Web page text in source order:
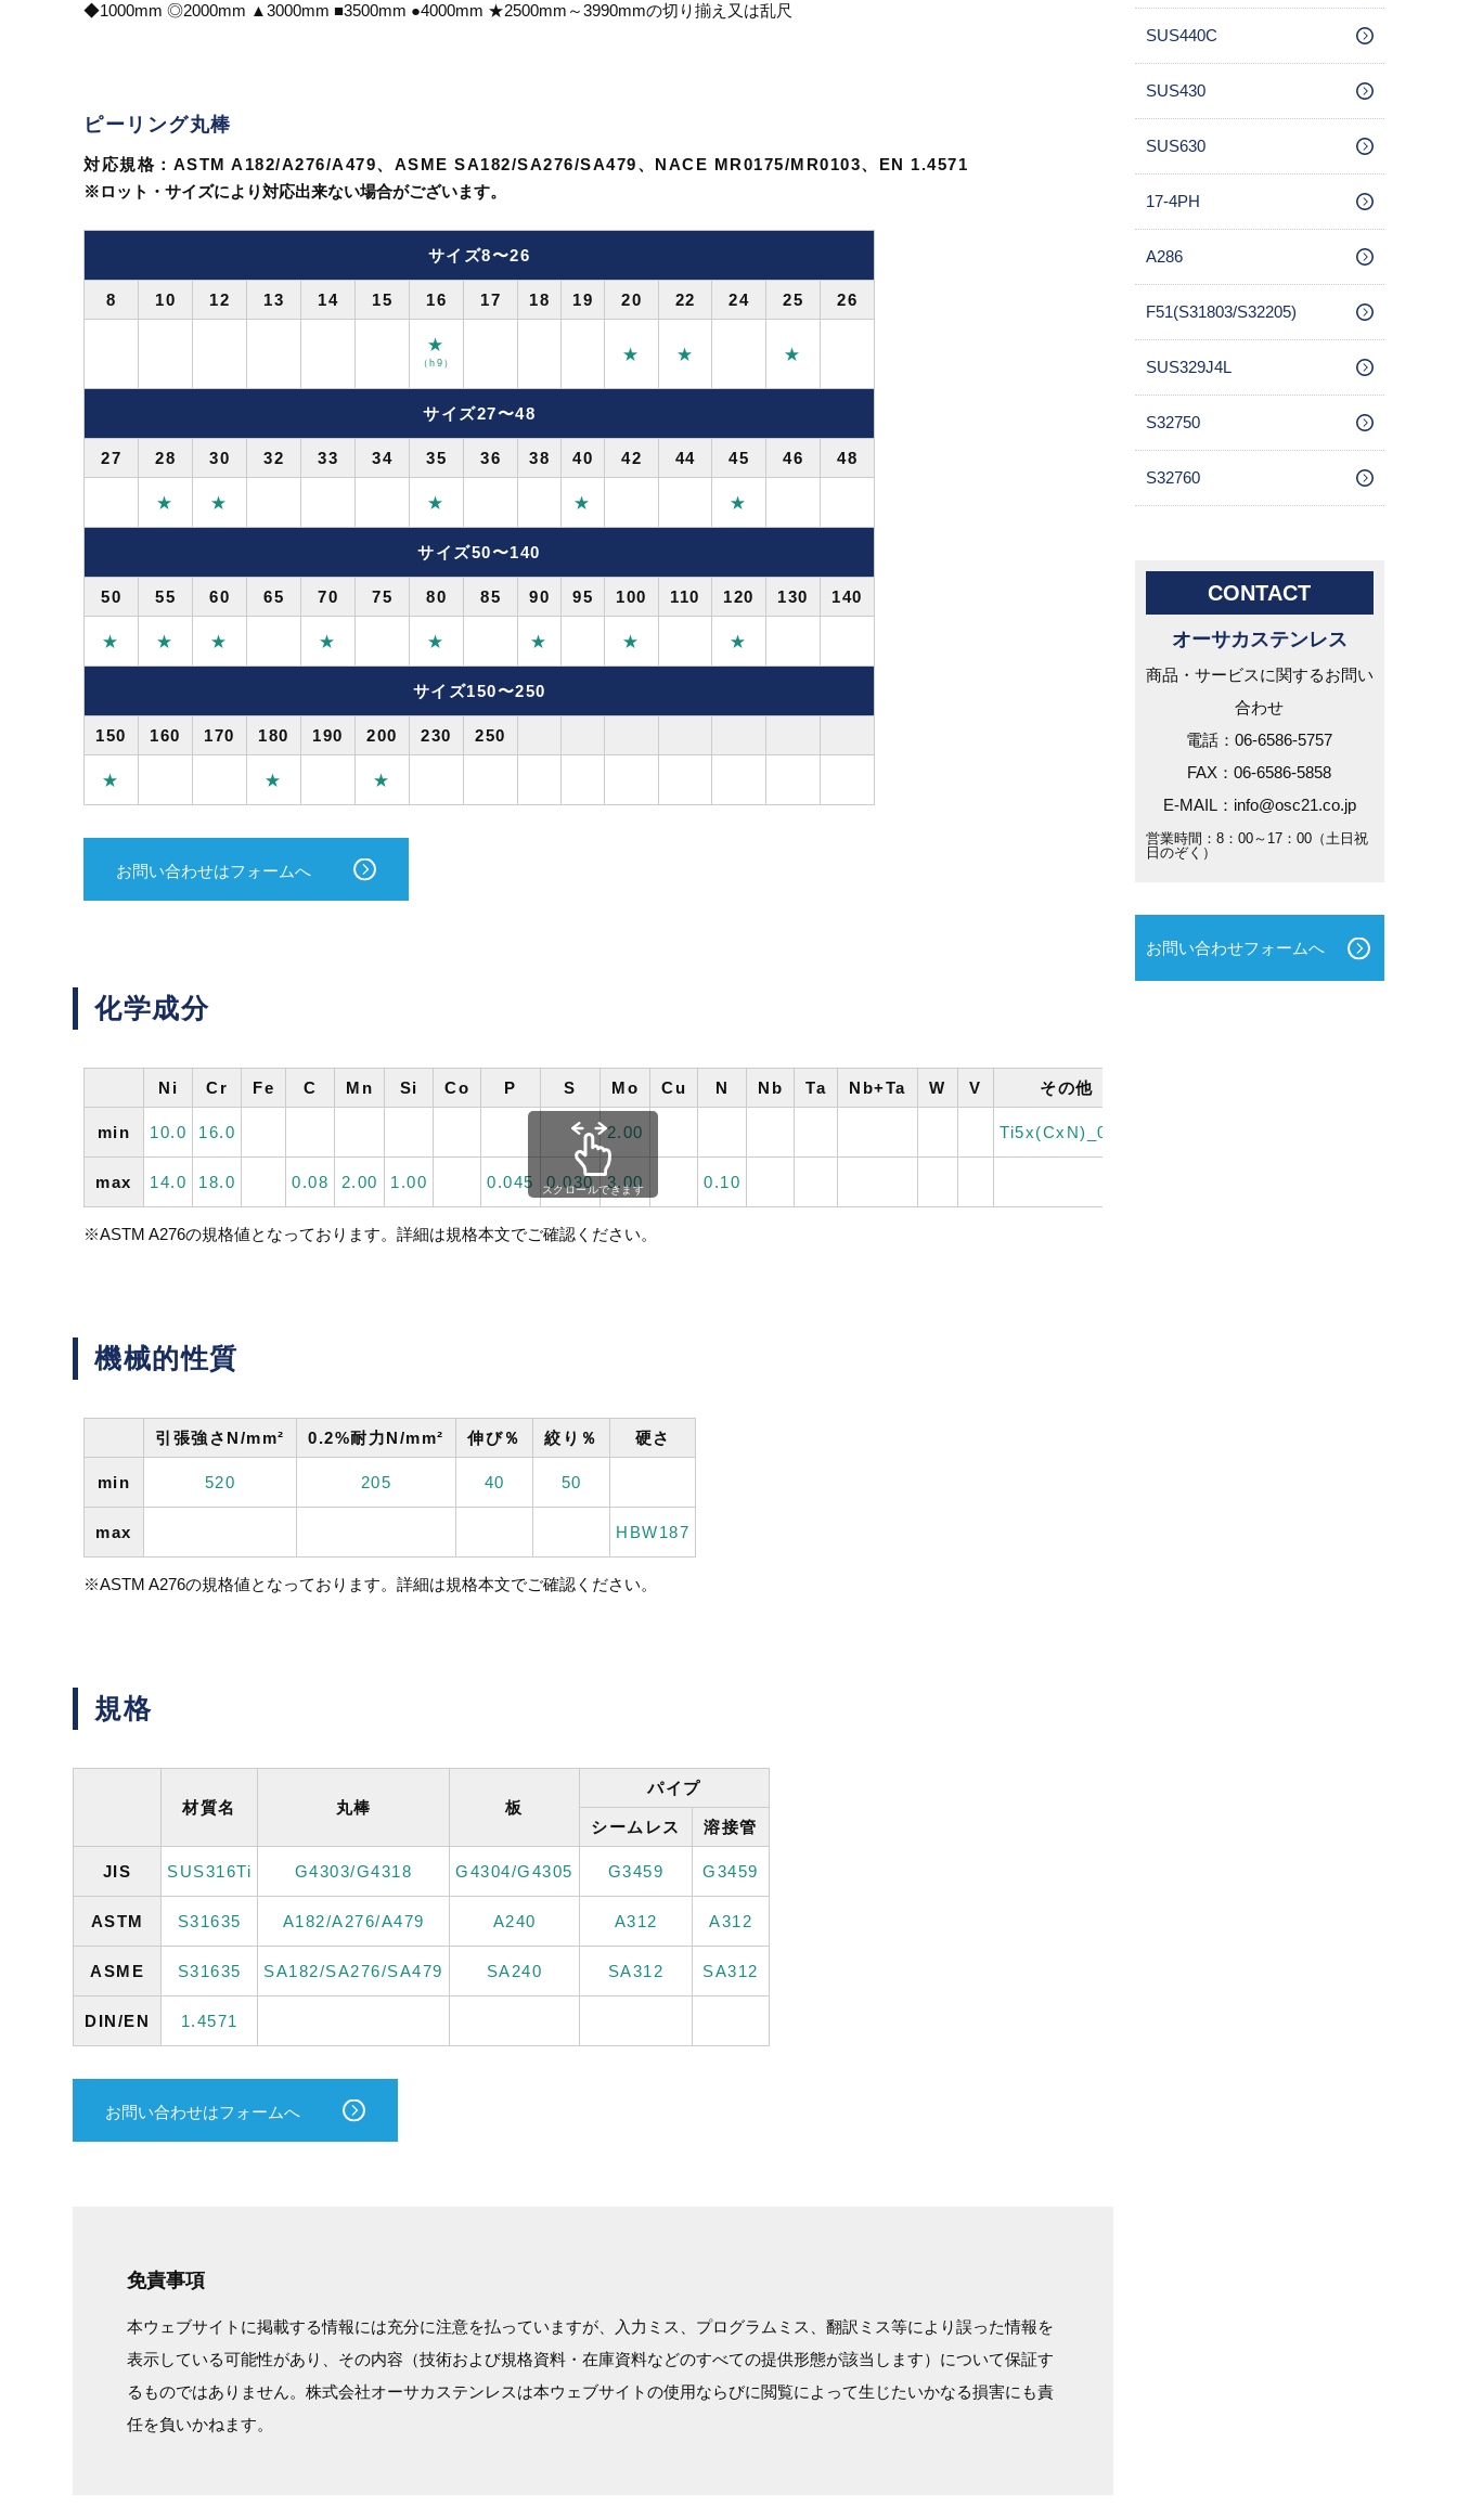
◆1000mm ◎2000mm ▲3000mm ■3500mm ●4000mm ★2500mm～3990mmの切り揃え又は乱尺
ピーリング丸棒
対応規格：ASTM A182/A276/A479、ASME SA182/SA276/SA479、NACE MR0175/MR0103、EN 1.4571
※ロット・サイズにより対応出来ない場合がございます。
サイズ8〜26
8 10 12 13 14 15 16 17 18 19 20 22 24 25 26
★
（h9） ★ ★ ★
サイズ27〜48
27 28 30 32 33 34 35 36 38 40 42 44 45 46 48
★ ★ ★ ★ ★
サイズ50〜140
50 55 60 65 70 75 80 85 90 95 100 110 120 130 140
★ ★ ★ ★ ★ ★ ★ ★
サイズ150〜250
150 160 170 180 190 200 230 250
★ ★ ★
お問い合わせはフォームへ
化学成分
Ni Cr Fe C Mn Si Co P S Mo Cu N Nb Ta Nb+Ta W V その他
min 10.0 16.0 2.00 Ti5x(CxN)_0.70
max 14.0 18.0 0.08 2.00 1.00 0.045 0.030 3.00 0.10
スクロールできます
※ASTM A276の規格値となっております。詳細は規格本文でご確認ください。
機械的性質
引張強さN/mm² 0.2%耐力N/mm² 伸び％ 絞り％ 硬さ
min 520 205 40 50
max HBW187
※ASTM A276の規格値となっております。詳細は規格本文でご確認ください。
規格
材質名 丸棒 板
パイプ
シームレス 溶接管
JIS SUS316Ti G4303/G4318 G4304/G4305 G3459 G3459
ASTM S31635 A182/A276/A479 A240 A312 A312
ASME S31635 SA182/SA276/SA479 SA240 SA312 SA312
DIN/EN 1.4571
お問い合わせはフォームへ
免責事項
本ウェブサイトに掲載する情報には充分に注意を払っていますが、入力ミス、プログラムミス、翻訳ミス等により誤った情報を
表示している可能性があり、その内容（技術および規格資料・在庫資料などのすべての提供形態が該当します）について保証す
るものではありません。株式会社オーサカステンレスは本ウェブサイトの使用ならびに閲覧によって生じたいかなる損害にも責
任を負いかねます。
SUS440C
SUS430
SUS630
17-4PH
A286
F51(S31803/S32205)
SUS329J4L
S32750
S32760
CONTACT
オーサカステンレス
商品・サービスに関するお問い
合わせ
電話：06-6586-5757
FAX：06-6586-5858
E-MAIL：info@osc21.co.jp
営業時間：8：00～17：00（土日祝
日のぞく）
お問い合わせフォームへ